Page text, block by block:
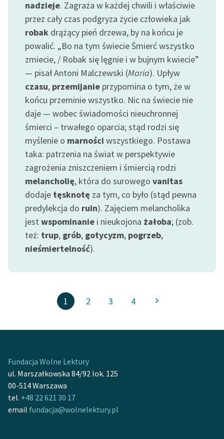
nadzieje. Zagraża w każdej chwili i właściwie
przez cały czas podgryza życie człowieka jak
robak drążący pień drzewa, by na końcu je
powalić. „Bo na tym świecie Śmierć wszystko
zmiecie, / Robak się lęgnie i w bujnym kwiecie”
— pisał Antoni Malczewski (Maria). Upływ
czasu, przemijanie przypomina o tym, że w
końcu przeminie wszystko. Nic na świecie nie
daje — wobec świadomości nieuchronnej
śmierci – trwałego oparcia; stąd rodzi się
myślenie o marności wszystkiego. Postawa
taka: patrzenia na świat w perspektywie
zagrożenia zniszczeniem i śmiercią rodzi
melancholię, która do surowego vanitas
dodaje tęsknotę za tym, co było (stąd pewna
predylekcja do ruin). Zajęciem melancholika
jest wspominanie i nieukojona żałoba; (zob.
też: trup, grób, gotycyzm, pogrzeb,
nieśmiertelność).
1 2 3 4
Fundacja Wolne Lektury
ul. Marszałkowska 84/92 lok. 125
00-514 Warszawa
tel. +48 22 621 30 17
email fundacja@wolnelektury.pl